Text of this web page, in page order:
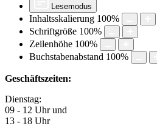
Lesemodus
Inhaltsskalierung 100%
Schriftgröße 100%
Zeilenhöhe 100%
Buchstabenabstand 100%
Geschäftszeiten:
Dienstag:
09 - 12 Uhr und
13 - 18 Uhr